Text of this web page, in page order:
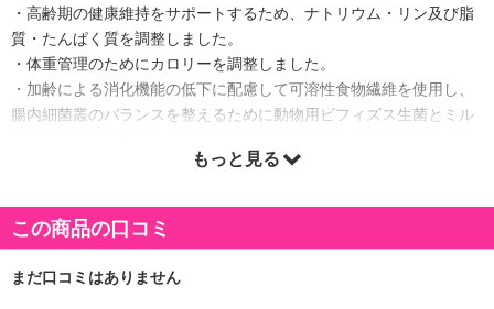
・高齢期の健康維持をサポートするため、ナトリウム・リン及び脂
質・たんぱく質を調整しました。
・体重管理のためにカロリーを調整しました。
・加齢による消化機能の低下に配慮して可溶性食物繊維を使用し、
腸内細菌叢のバランスを整えるために動物用ビフィズス生菌とミル
・抗酸化成分のアスタキサンチン・ビタミンC・ビタミンEを配合。
・生体の健康維持に重要なたんぱく質であるラクトフェリンを配
合。
・加齢による関節機能の低下に配慮して、グルコサミン・コンドロ
イチンを配合し、健康な関節をサポート。
もっと見る
この商品の口コミ